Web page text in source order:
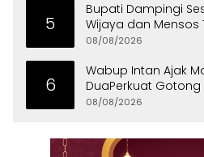
5
Bupati Dampingi
Wijaya dan Mensos
di Curug
08/08/2026
6
Wabup Intan Ajak
DuaPerkuat
Persatuan
08/08/2026